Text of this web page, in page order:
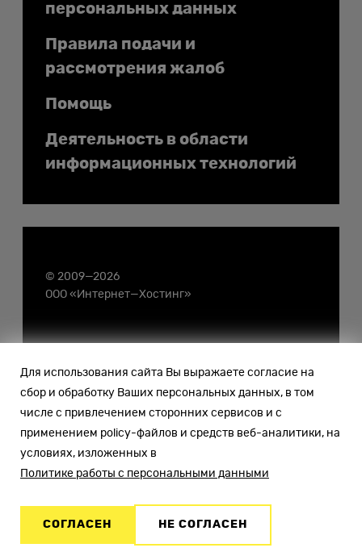
персональных данных
Правила подачи и
рассмотрения жалоб
Помощь
Деятельность в области
информационных технологий
© 2009—2026
ООО «Интернет—Хостинг»
Для использования сайта Вы выражаете согласие на
сбор и обработку Ваших персональных данных, в том
числе с привлечением сторонних сервисов и с
применением policy-файлов и средств веб-аналитики, на
условиях, изложенных в
Политике работы с персональными данными
СОГЛАСЕН НЕ СОГЛАСЕН